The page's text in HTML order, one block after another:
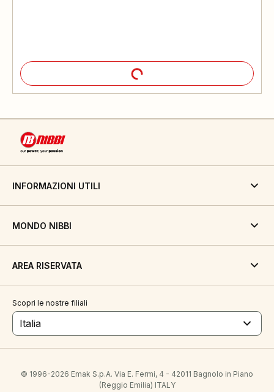
INFORMAZIONI UTILI
MONDO NIBBI
AREA RISERVATA
Scopri le nostre filiali
Italia
© 1996-2026 Emak S.p.A. Via E. Fermi, 4 - 42011 Bagnolo in Piano
(Reggio Emilia) ITALY